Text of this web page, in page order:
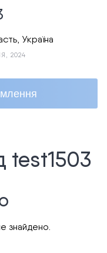
Україна
2024
test1503
знайдено.